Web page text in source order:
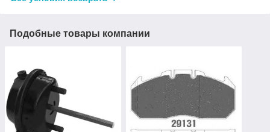
Подобные товары компании